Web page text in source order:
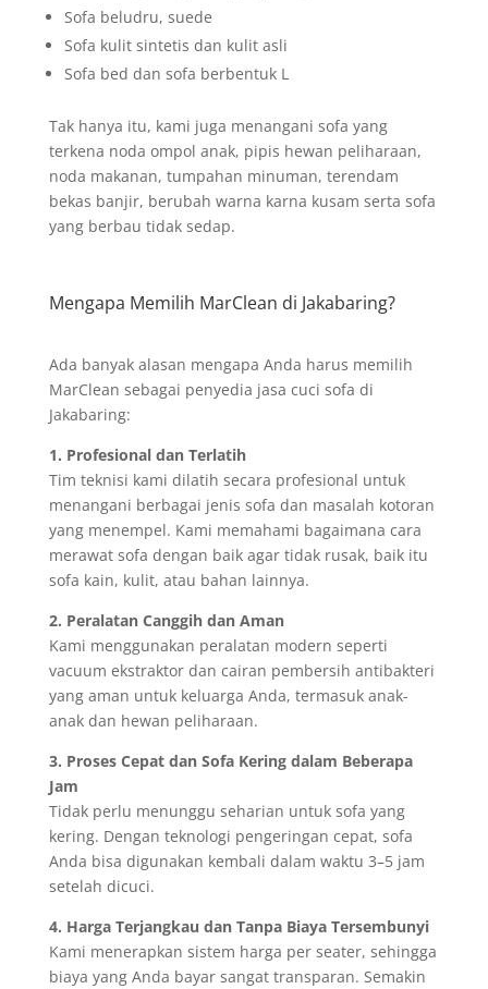
Sofa beludru, suede
Sofa kulit sintetis dan kulit asli
Sofa bed dan sofa berbentuk L
Tak hanya itu, kami juga menangani sofa yang
terkena noda ompol anak, pipis hewan peliharaan,
noda makanan, tumpahan minuman, terendam
bekas banjir, berubah warna karna kusam serta sofa
yang berbau tidak sedap.
Mengapa Memilih MarClean di Jakabaring?
Ada banyak alasan mengapa Anda harus memilih
MarClean sebagai penyedia jasa cuci sofa di
Jakabaring:
1. Profesional dan Terlatih
Tim teknisi kami dilatih secara profesional untuk
menangani berbagai jenis sofa dan masalah kotoran
yang menempel. Kami memahami bagaimana cara
merawat sofa dengan baik agar tidak rusak, baik itu
sofa kain, kulit, atau bahan lainnya.
2. Peralatan Canggih dan Aman
Kami menggunakan peralatan modern seperti
vacuum ekstraktor dan cairan pembersih antibakteri
yang aman untuk keluarga Anda, termasuk anak-
anak dan hewan peliharaan.
3. Proses Cepat dan Sofa Kering dalam Beberapa
Jam
Tidak perlu menunggu seharian untuk sofa yang
kering. Dengan teknologi pengeringan cepat, sofa
Anda bisa digunakan kembali dalam waktu 3–5 jam
setelah dicuci.
4. Harga Terjangkau dan Tanpa Biaya Tersembunyi
Kami menerapkan sistem harga per seater, sehingga
biaya yang Anda bayar sangat transparan. Semakin